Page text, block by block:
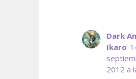
Dark
Ikaro
2012 a